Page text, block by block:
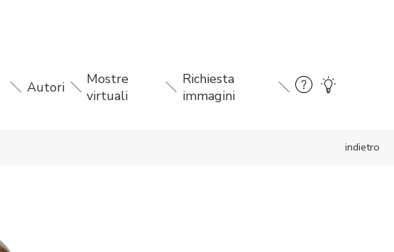
Autori
Mostre
virtuali
Richiesta
immagini
indietro